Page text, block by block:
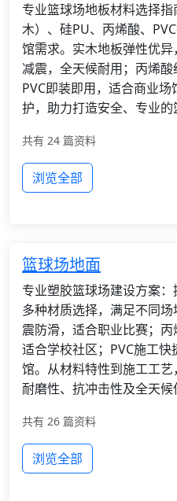
专业篮球场地板材料选择
木）、硅PU、丙烯酸、
馆需求。实木地板弹性优
减震，全天候耐用；丙烯酸
PVC即装即用，适合商业
护，助力打造安全、专业的
共有 24 篇资料
浏览全部
篮球场地面
专业塑胶篮球场建设方案
多种材质选择，满足不同
震防滑，适合职业比赛；丙
适合学校社区；PVC施工
馆。从材料特性到施工工
耐磨性、抗冲击性及全天候
共有 26 篇资料
浏览全部